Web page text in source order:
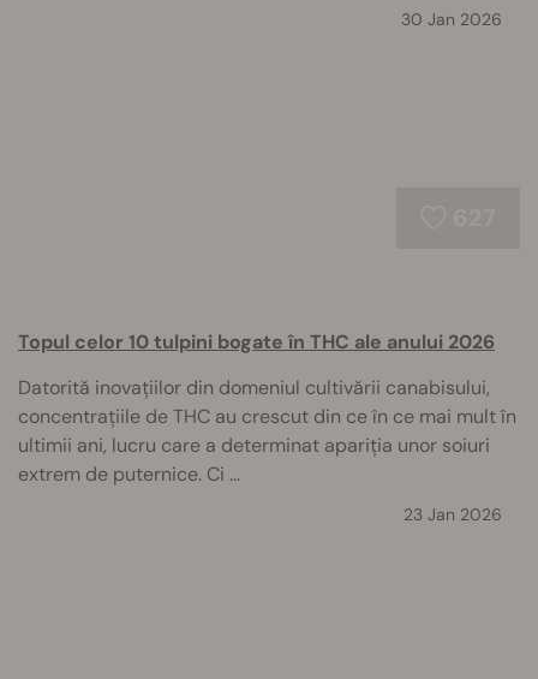
30 Jan 2026
Topul celor 10 tulpini bogate în THC ale anului 2026
Datorită inovațiilor din domeniul cultivării canabisului,
concentrațiile de THC au crescut din ce în ce mai mult în
ultimii ani, lucru care a determinat apariția unor soiuri
extrem de puternice. Ci ...
23 Jan 2026